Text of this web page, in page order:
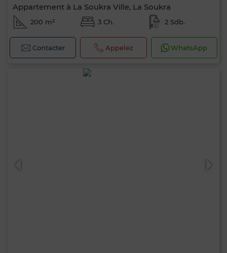
Appartement à La Soukra Ville, La Soukra
200 m² 3 Ch. 2 Sdb.
Contacter Appelez WhatsApp